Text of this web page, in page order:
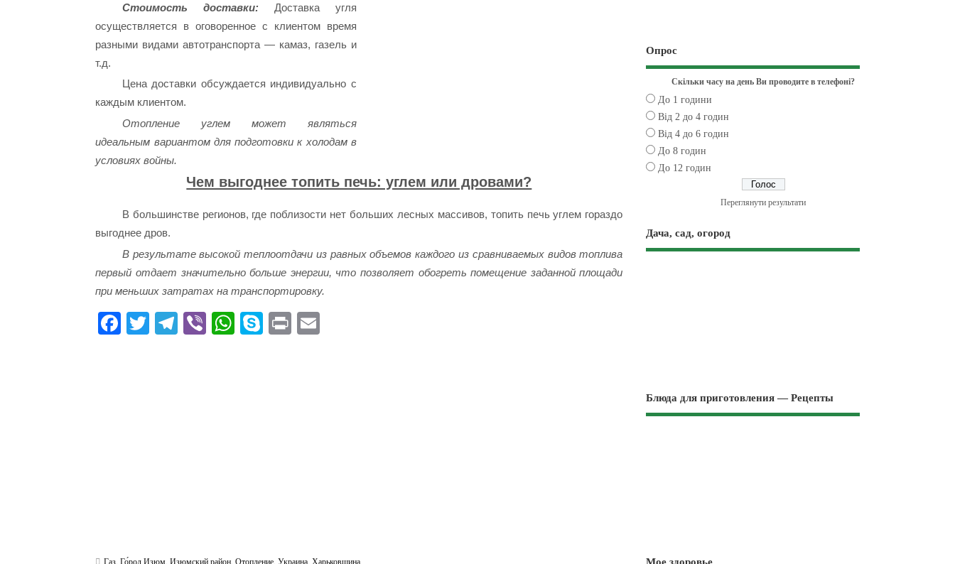
Стоимость доставки: Доставка угля
осуществляется в оговоренное с клиентом время
разными видами автотранспорта — камаз, газель и
т.д.
Цена доставки обсуждается индивидуально с
каждым клиентом.
Отопление углем может являться
идеальным вариантом для подготовки к холодам в
условиях войны.
Чем выгоднее топить печь: углем или дровами?
В большинстве регионов, где поблизости нет больших лесных массивов, топить печь углем гораздо
выгоднее дров.
В результате высокой теплоотдачи из равных объемов каждого из сравниваемых видов топлива
первый отдает значительно больше энергии, что позволяет обогреть помещение заданной площади
при меньших затратах на транспортировку.
Fa T
Te Vi
W
S
Pr
Газ,Го́род Изюм,Изюмский район,Отопление,Украина,Харьковщина
Опрос
Скільки часу на день Ви проводите в телефоні?
До 1 години
Від 2 до 4 годин
Від 4 до 6 годин
До 8 годин
До 12 годин
Переглянути результати
Дача, сад, огород
Блюда для приготовления — Рецепты